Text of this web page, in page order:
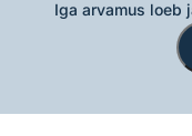
Iga arvamus loeb